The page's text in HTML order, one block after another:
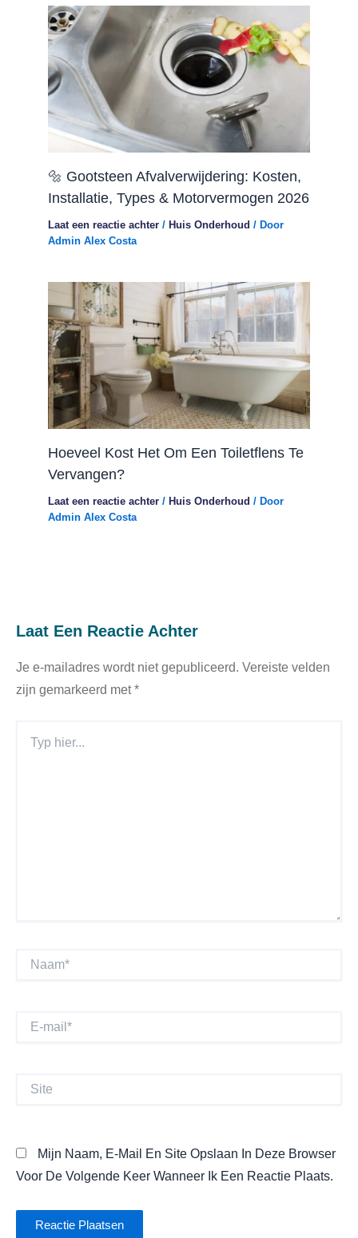
🔩 Gootsteen Afvalverwijdering: Kosten,
Installatie, Types & Motorvermogen 2026
Laat een reactie achter / Huis Onderhoud / Door
Admin Alex Costa
Hoeveel Kost Het Om Een ​​toiletflens Te
Vervangen?
Laat een reactie achter / Huis Onderhoud / Door
Admin Alex Costa
Laat Een Reactie Achter
Je e-mailadres wordt niet gepubliceerd. Vereiste velden
zijn gemarkeerd met*
Hier...
Naam*
Site
Mijn Naam, E-Mail En Site Opslaan In Deze Browser
Voor De Volgende Keer Wanneer Ik Een Reactie Plaats.